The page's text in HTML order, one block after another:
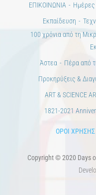
ΕΠΙΚΟΙΝΩΝΙΑ
Εκπαίδευση
100 χρόνια από τη
Άστεα
Πέρα από
Προκηρύξεις &
ART & SCIENCE
1821-2021
ΟΡΟΙ ΧΡΗΣΗΣ
Copyright © 2020 Days